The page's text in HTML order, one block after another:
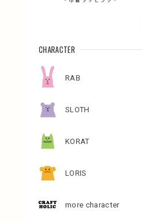
CHARACTER
RAB
SLOTH
KORAT
LORIS
more character